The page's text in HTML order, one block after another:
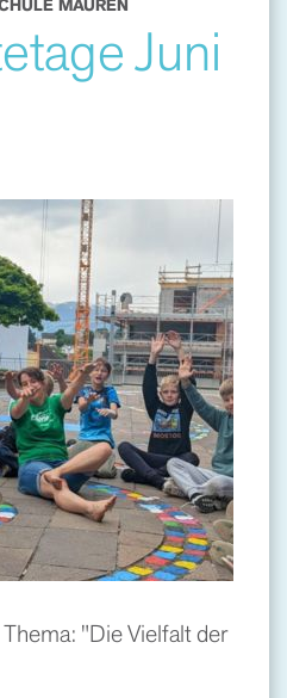
MAUREN
Juni
"Die Vielfalt der